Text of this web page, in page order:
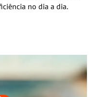
no dia a dia.